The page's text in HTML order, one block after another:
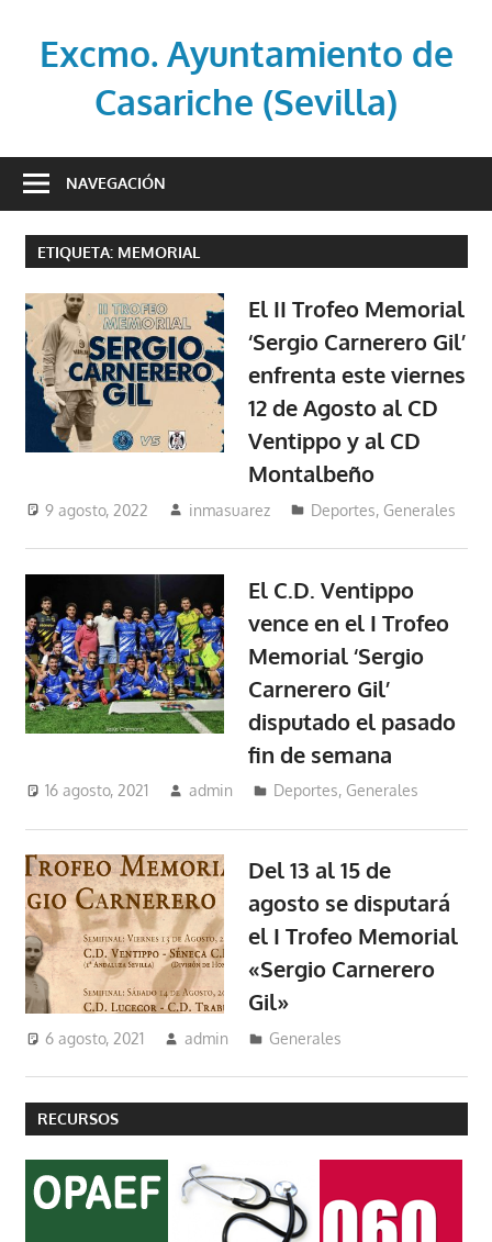
contenidoExcmo. Ayuntamiento de
Casariche (Sevilla)
oficial
Ayuntamiento
de
Casariche
(Sevilla)
NAVEGACIÓN
ETIQUETA: MEMORIAL
El II Trofeo Memorial
‘Sergio Carnerero Gil’
enfrenta este viernes
12 de Agosto al CD
Ventippo y al CD
Montalbeño
9 agosto, 2022 inmasuarez Deportes, Generales
El C.D. Ventippo
vence en el I Trofeo
Memorial ‘Sergio
Carnerero Gil’
disputado el pasado
fin de semana
16 agosto, 2021 admin Deportes, Generales
Del 13 al 15 de
agosto se disputará
el I Trofeo Memorial
«Sergio Carnerero
Gil»
6 agosto, 2021 admin Generales
RECURSOS